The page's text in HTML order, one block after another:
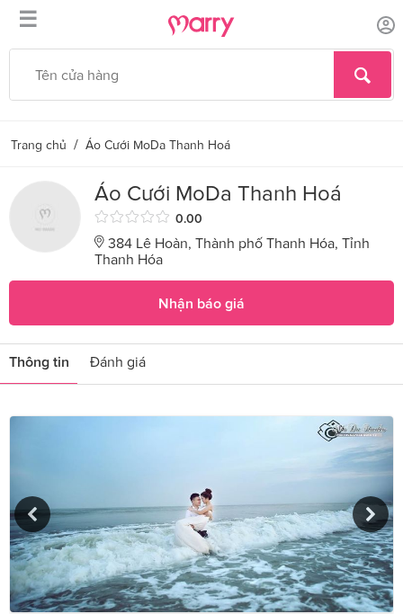
☰
Trang chủ / Áo Cưới MoDa Thanh Hoá
Áo Cưới MoDa Thanh Hoá
0.00
384 Lê Hoàn, Thành phố Thanh Hóa, Tỉnh
Thanh Hóa
Nhận báo giá
Thông tin Đánh giá